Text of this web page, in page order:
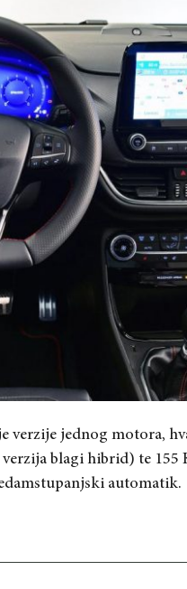
verzije jednog motora,
blagi hibrid) te 155
automatik.